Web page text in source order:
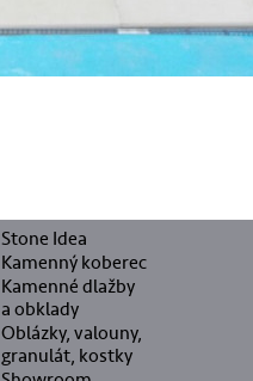
Stone Idea
Kamenný koberec
Kamenné dlažby
a obklady
Oblázky, valouny,
granulát, kostky